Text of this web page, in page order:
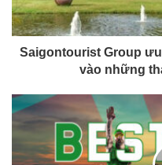
Saigontourist Group
vào những